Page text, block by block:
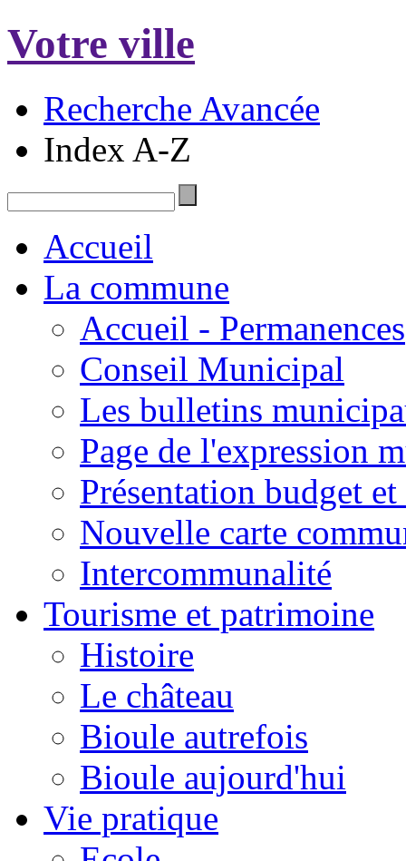
Votre ville
Recherche Avancée
Index A-Z
Accueil
La commune
Accueil - Permanences
Conseil Municipal
Les bulletins
Page de l'expression
Présentation budget
Nouvelle carte
Intercommunalité
Tourisme et patrimoine
Histoire
Le château
Bioule autrefois
Bioule aujourd'hui
Vie pratique